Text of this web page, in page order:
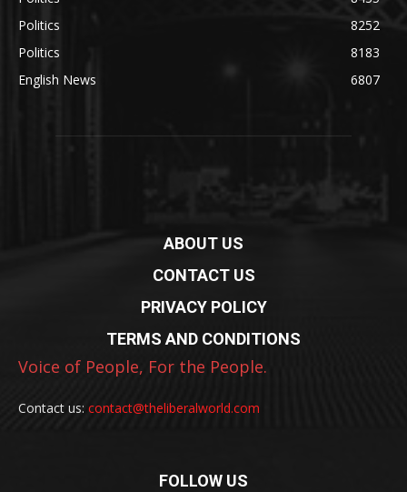
Politics
8252
Politics
8183
English News
6807
ABOUT US
CONTACT US
PRIVACY POLICY
TERMS AND CONDITIONS
Voice of People, For the People.
Contact us: contact@theliberalworld.com
FOLLOW US